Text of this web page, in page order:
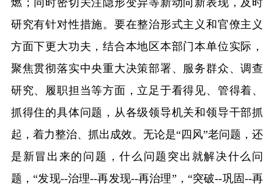
燃；同时密切关注隐形变异等新动向新表现，及时
研究有针对性措施。要在整治形式主义和官僚主义
方面下更大功夫，结合本地区本部门本单位实际，
聚焦贯彻落实中央重大决策部署、服务群众、调查
研究、履职担当等方面，立足于看得见、管得着、
抓得住的具体问题，从各级领导机关和领导干部抓
起，着力整治、抓出成效。无论是“四风”老问题，还
是新冒出来的问题，什么问题突出就解决什么问
题，“发现--治理--再发现--再治理”，“突破--巩固 --再